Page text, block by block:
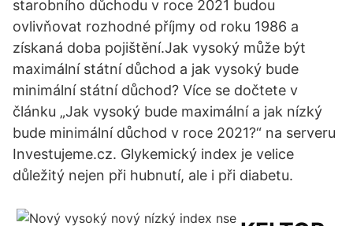
starobního důchodu v roce 2021 budou
ovlivňovat rozhodné příjmy od roku 1986 a
získaná doba pojištění.Jak vysoký může být
maximální státní důchod a jak vysoký bude
minimální státní důchod? Více se dočtete v
článku „Jak vysoký bude maximální a jak nízký
bude minimální důchod v roce 2021?“ na serveru
Investujeme.cz. Glykemický index je velice
důležitý nejen při hubnutí, ale i při diabetu.